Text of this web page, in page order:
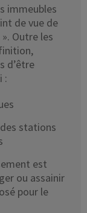
immeubles
de vue de
Outre les
d’être
:
stations
est
ou assainir
pour le